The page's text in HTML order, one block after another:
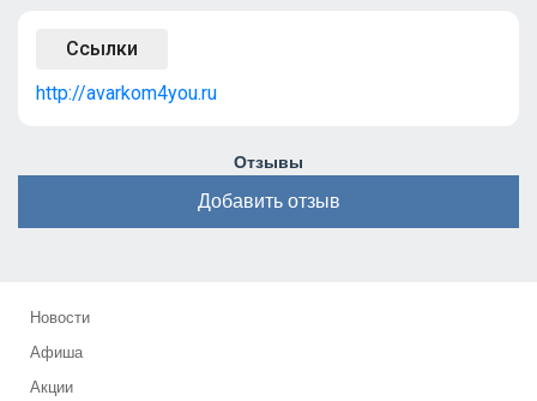
Ссылки
http://avarkom4you.ru
Отзывы
Добавить отзыв
Новости
Афиша
Акции